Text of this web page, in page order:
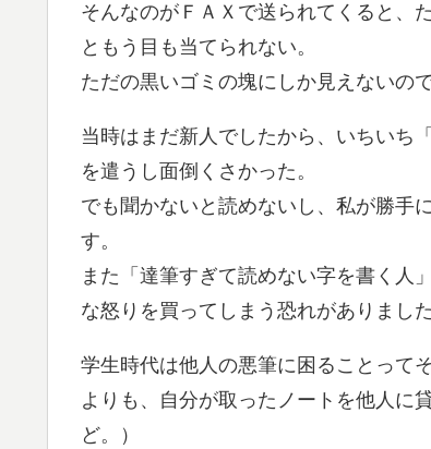
そんなのがＦＡＸで送られてくると、
ともう目も当てられない。
ただの黒いゴミの塊にしか見えないので
当時はまだ新人でしたから、いちいち
を遣うし面倒くさかった。
でも聞かないと読めないし、私が勝手
す。
また「達筆すぎて読めない字を書く人
な怒りを買ってしまう恐れがありました
学生時代は他人の悪筆に困ることって
よりも、自分が取ったノートを他人に
ど。）